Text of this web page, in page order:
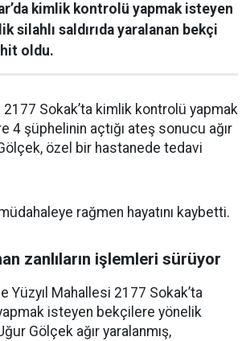
kimlik kontrolü yapmak isteyen
silahlı saldırıda yaralanan bekçi
oldu.
2177 Sokak’ta kimlik kontrolü yapmak
4 şüphelinin açtığı ateş sonucu ağır
özel bir hastanede tedavi
rağmen hayatını kaybetti.
zanlıların işlemleri sürüyor
Yüzyıl Mahallesi 2177 Sokak’ta
isteyen bekçilere yönelik
Gölçek ağır yaralanmış,